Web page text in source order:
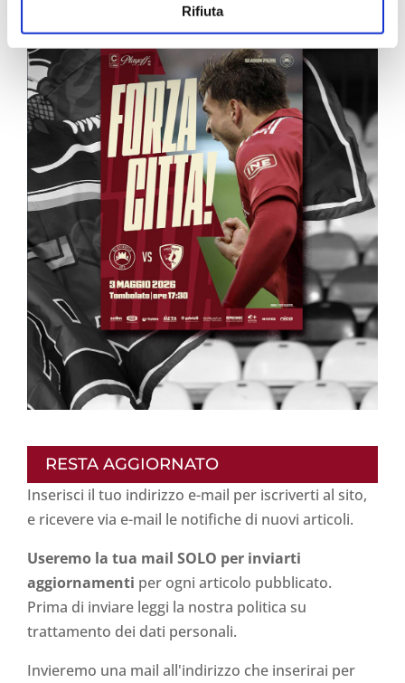
Rifiuta
RESTA AGGIORNATO
Inserisci il tuo indirizzo e-mail per iscriverti al sito,
e ricevere via e-mail le notifiche di nuovi articoli.
Useremo la tua mail SOLO per inviarti
aggiornamenti per ogni articolo pubblicato.
Prima di inviare leggi la nostra politica su
trattamento dei dati personali.
Invieremo una mail all'indirizzo che inserirai per